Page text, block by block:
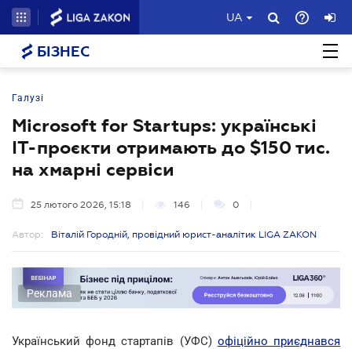
UA
БІЗНЕС
Галузі
Microsoft for Startups: українські
IT-проєкти отримають до $150 тис.
на хмарні сервіси
25 лютого 2026, 15:18 146 0
Автор: Віталій Городній, провідний юрист-аналітик LIGA ZAKON
Реклама
Український фонд стартапів (УФС) офіційно приєднався